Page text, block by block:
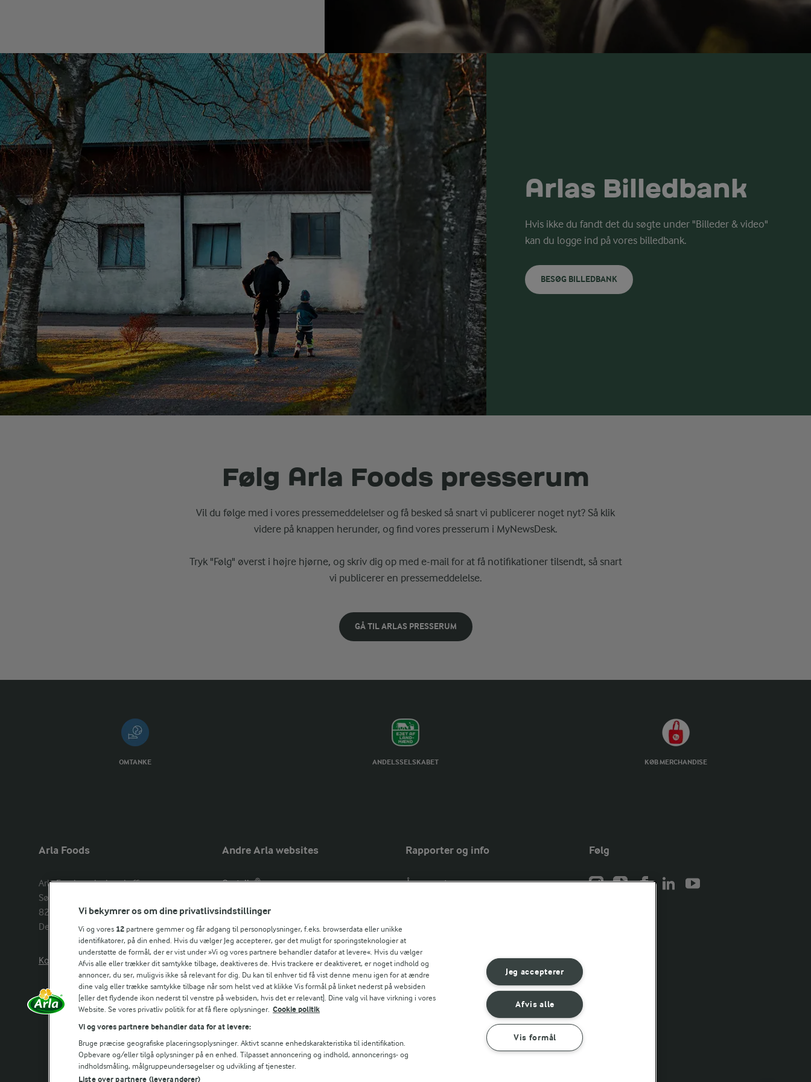
Arlas Billedbank
Hvis ikke du fandt det du søgte under "Billeder & video"
kan du logge ind på vores billedbank.
BESØG BILLEDBANK
Følg Arla Foods presserum
Vil du følge med i vores pressemeddelelser og få besked så snart vi publicerer noget nyt? Så klik
videre på knappen herunder, og find vores presserum i MyNewsDesk.
Tryk "Følg" øverst i højre hjørne, og skriv dig op med e-mail for at få notifikationer tilsendt, så snart
vi publicerer en pressemeddelelse.
GÅ TIL ARLAS PRESSERUM
OMTANKE ANDELSSELSKABET KØB MERCHANDISE
Arla Foods
Arla Foods amba head office
Sønderhøj 14,
8260 Viby J
Denmark
Kontakt os her
Andre Arla websites
Castello®
Arla Unika
Arla shop
Arla in other countries
Rapporter og info
Årsrapport
Arla Foods
Fødevarestyrelsens smiley-rapporter for
Jörd
Fødevarestyrelsens smiley-rapporter for
Lurpak PB
Følg
Vi bekymrer os om dine privatlivsindstillinger
Vi og vores 12 partnere gemmer og får adgang til personoplysninger, f.eks. browserdata eller unikke
identifikatorer, på din enhed. Hvis du vælger Jeg accepterer, gør det muligt for sporingsteknologier at
understøtte de formål, der er vist under »Vi og vores partnere behandler datafor at levere«. Hvis du vælger
Afvis alle eller trækker dit samtykke tilbage, deaktiveres de. Hvis trackere er deaktiveret, er noget indhold og
annoncer, du ser, muligvis ikke så relevant for dig. Du kan til enhver tid få vist denne menu igen for at ændre
dine valg eller trække samtykke tilbage når som helst ved at klikke Vis formål på linket nederst på websiden
[eller det flydende ikon nederst til venstre på websiden, hvis det er relevant]. Dine valg vil have virkning i vores
Website. Se vores privatliv politik for at få flere oplysninger. Cookie politik
Vi og vores partnere behandler data for at levere:
Bruge præcise geografiske placeringsoplysninger. Aktivt scanne enhedskarakteristika til identifikation.
Opbevare og/eller tilgå oplysninger på en enhed. Tilpasset annoncering og indhold, annoncerings- og
indholdsmåling, målgruppeundersøgelser og udvikling af tjenester.
Liste over partnere (leverandører)
Jeg accepterer
Afvis alle
Vis formål